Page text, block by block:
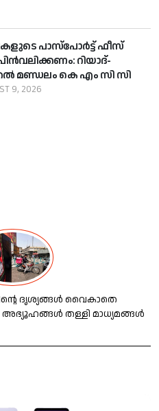
പാസ്‌പോര്‍ട്ട് ഫീസ്
റിയാദ്-
മണ്ഡലം കെ എം സി സി
9, 2026
ദൃശ്യങ്ങൾ വൈകാതെ
തള്ളി മാധ്യമങ്ങൾ